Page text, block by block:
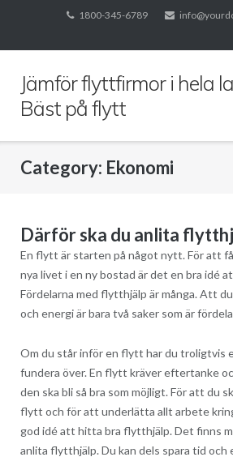
content
1800-345-6789
Jämför flyttfirmor i hela
Bäst på flytt
Category: Ekonomi
Därför ska du anlita
En flytt är starten på något nytt. För att
nya livet i en ny bostad är det en bra idé
Fördelarna med flytthjälp är många. Att
och energi är bara två saker som är
Om du står inför en flytt har du troligtvis
fundera över. En flytt kräver eftertanke
den ska bli så bra som möjligt. För att du
flytt och för att underlätta allt arbete
god idé att hitta bra flytthjälp. Det finns
anlita flytthjälp. Du kan dels spara tid och